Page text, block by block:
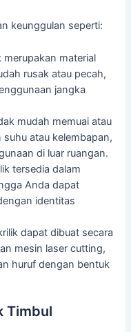
keunggulan seperti:
merupakan material
rusak atau pecah,
jangka
mudah memuai atau
atau kelembapan,
di luar ruangan.
tersedia dalam
Anda dapat
identitas
dapat dibuat secara
mesin laser cutting,
huruf dengan bentuk
Timbul